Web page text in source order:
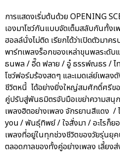
การแสดงเริ่มต้นด้วย OPENING
เองมาโชว์กันแบบจัดเต็มสลับกันทั้งเ
ฮอลล์นั่งไม่ติด เรียกได้ว่าเปิดตัวมา
พาร์ทเพลงร็อกของเหล่าขุนพลระดับ
ธนพล / อี๊ด ฟลาย / อู๋ ธรรพ์ณธร / ไ
โชว์ฟอร์มร้องสดๆ และเมดเล่ย์เพล
ชีวิตหนี้ ได้อย่างยิ่งใหญ่สมศักดิ์ศรีข
คู่ปรับสู่พันธมิตรจับมือเขย่าความสนุ
เพลงฮิตอย่างเพลง จักรยานสีแดง
you / พันธุ์ทิพย์ / ใจสั่งมา / อะไรก็ย
เพลงที่อยู่ในทุกช่วงชีวิตของวัยรุ่นยุ
ตลอดกาลของทั้งคู่อย่างเพลง เลี้ยง